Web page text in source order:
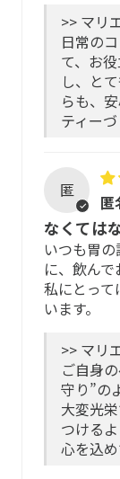
ク）や有機栽
リエン品質」
※ESCOP
HMPC
州医薬品庁
役割を担う機
全配合ハー
フェンネル、
（メリッサ）
コリアンダー
アンルート（
ウキンセンカ
※成分は変更
味と香り
食事に合うス
安全性・品質
慮しています
けではありま
ご心配な場合
いただくこと
過去に
があった
アレル
場合
重度のア
保管方法
パッケージに
開封前は、窒
ージのため、
>> マリ
日常の
て、お
し、と
らも、
ティー
匿
匿
なくては
いつも胃
に、飲んで
私にとって
います。
>> マリ
ご自身
守り”の
大変光
つける
心を込